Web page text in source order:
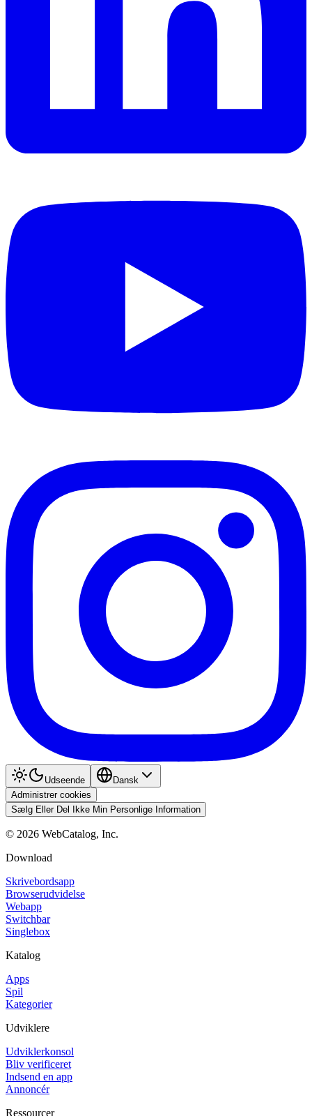
Udseende
Dansk
Administrer cookies
Sælg Eller Del Ikke Min Personlige Information
© 2026 WebCatalog, Inc.
Download
Skrivebordsapp
Browserudvidelse
Webapp
Switchbar
Singlebox
Katalog
Apps
Spil
Kategorier
Udviklere
Udviklerkonsol
Bliv verificeret
Indsend en app
Annoncér
Ressourcer